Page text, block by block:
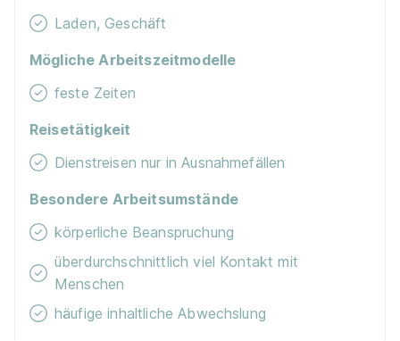
Laden, Geschäft
Mögliche Arbeitszeitmodelle
feste Zeiten
Reisetätigkeit
Dienstreisen nur in Ausnahmefällen
Besondere Arbeitsumstände
körperliche Beanspruchung
überdurchschnittlich viel Kontakt mit
Menschen
häufige inhaltliche Abwechslung